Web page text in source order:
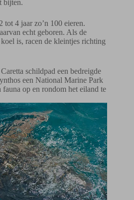
bijten.
tot 4 jaar zo’n 100 eieren.
echt geboren. Als de
is, racen de kleintjes richting
schildpad een bedreigde
een National Marine Park
op en rondom het eiland te